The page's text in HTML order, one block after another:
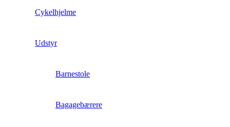
Cykelhjelme
Udstyr
Barnestole
Bagagebærere